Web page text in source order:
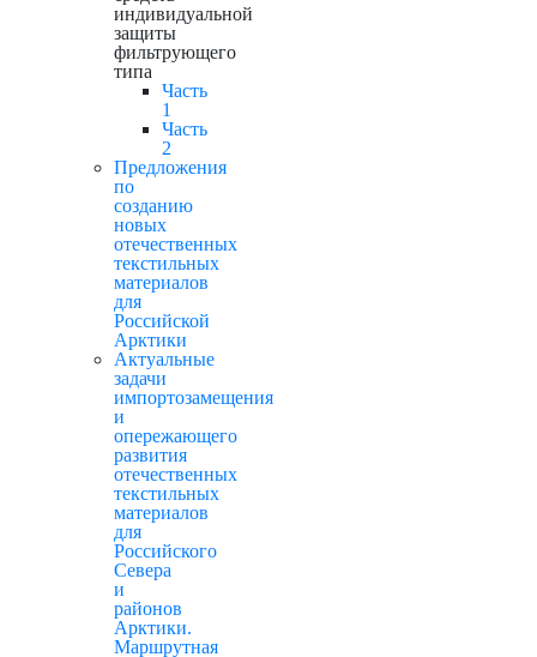
индивидуальной
защиты
фильтрующего
типа
Часть
1
Часть
2
Предложения
по
созданию
новых
отечественных
текстильных
материалов
для
Российской
Арктики
Актуальные
задачи
импортозамещения
и
опережающего
развития
отечественных
текстильных
материалов
для
Российского
Севера
и
районов
Арктики.
Маршрутная